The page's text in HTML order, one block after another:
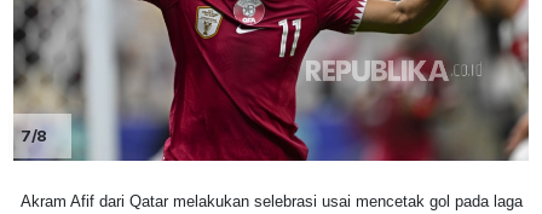
7/8
Akram Afif dari Qatar melakukan selebrasi usai mencetak gol pada laga